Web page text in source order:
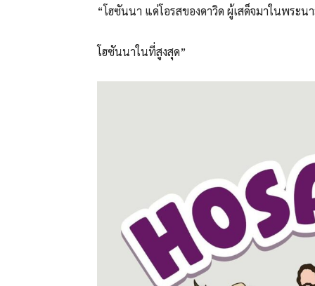
“โฮซันนา แด่โอรสของดาวิด ผู้เสด็จมาในพระน
โฮซันนาในที่สูงสุด”